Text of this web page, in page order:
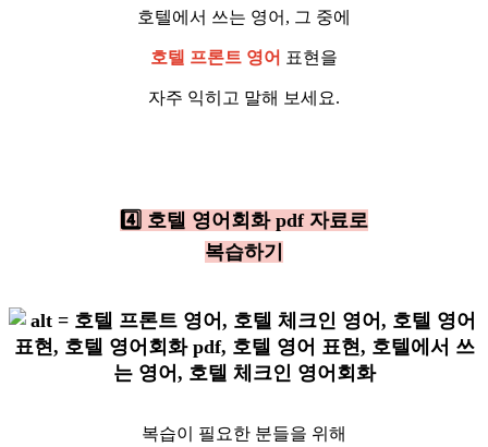
호텔에서 쓰는 영어, 그 중에
호텔 프론트 영어 표현을
자주 익히고 말해 보세요.
4️⃣ 호텔 영어회화 pdf 자료로
복습하기
복습이 필요한 분들을 위해